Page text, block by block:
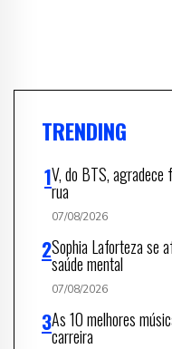
TRENDING
V, do BTS, agradece
rua
07/08/2026
Sophia Laforteza se
saúde mental
07/08/2026
As 10 melhores
carreira